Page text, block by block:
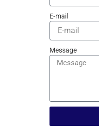
E-mail
Message